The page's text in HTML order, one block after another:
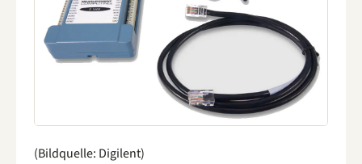
(Bildquelle: Digilent)